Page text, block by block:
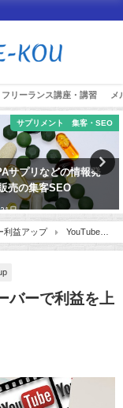
フリーランス講座・講習 メ
iPhone修理
サービスは地域特化
策しよう
日
利益アップ
YouTubeの
バーで利益を上